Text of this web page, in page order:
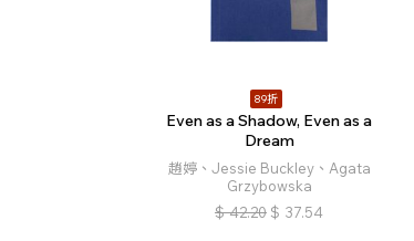
89折
Even as a Shadow, Even as a
Dream
趙婷、Jessie Buckley、Agata
Grzybowska
$ 42.20 $ 37.54